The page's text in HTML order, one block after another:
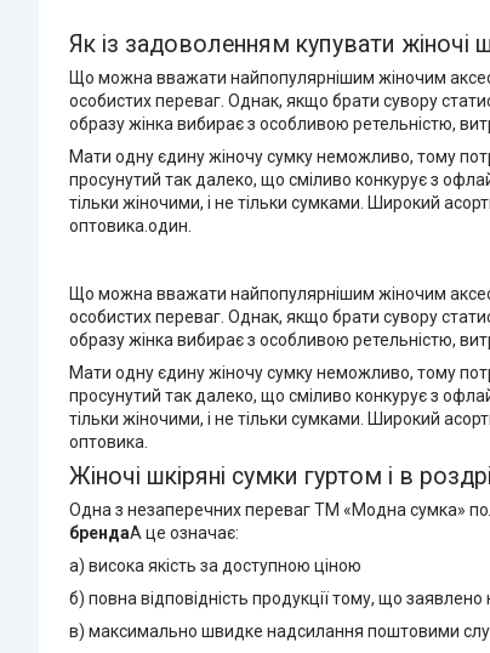
Як із задоволенням купувати жіночі
Що можна вважати найпопулярнішим жіночим
особистих переваг. Однак, якщо брати сувору
образу жінка вибирає з особливою ретельністю,
Мати одну єдину жіночу сумку неможливо, тому
просунутий так далеко, що сміливо конкурує з
тільки жіночими, і не тільки сумками. Широкий
оптовика.один.
Що можна вважати найпопулярнішим жіночим
особистих переваг. Однак, якщо брати сувору
образу жінка вибирає з особливою ретельністю,
Мати одну єдину жіночу сумку неможливо, тому
просунутий так далеко, що сміливо конкурує з
тільки жіночими, і не тільки сумками. Широкий
оптовика.
Жіночі шкіряні сумки гуртом і в
Одна з незаперечних переваг TM «Модна сумка»
брендаА це означає:
а) висока якість за доступною ціною
б) повна відповідність продукції тому, що
в) максимально швидке надсилання поштовими